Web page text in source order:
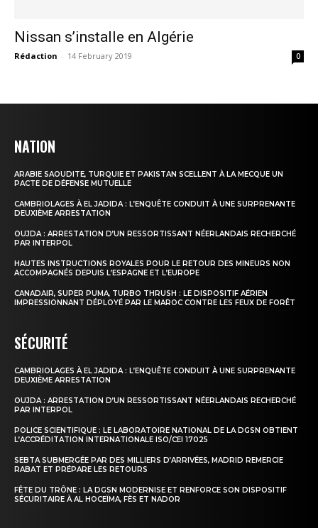
Nissan s’installe en Algérie
Rédaction - 14 February 2019 0
NATION
ARABIE SAOUDITE, TURQUIE ET PAKISTAN SCELLENT À LA MECQUE UN
PACTE DE DÉFENSE MUTUELLE
CAMBRIOLAGES À EL JADIDA : L’ENQUÊTE CONDUIT À UNE SURPRENANTE
DEUXIÈME ARRESTATION
OUJDA : ARRESTATION D’UN RESSORTISSANT NÉERLANDAIS RECHERCHÉ
PAR INTERPOL
HAUTES INSTRUCTIONS ROYALES POUR LE RETOUR DES MINEURS NON
ACCOMPAGNÉS DEPUIS L’ESPAGNE ET L’EUROPE
CANADAIR, SUPER PUMA, TURBO THRUSH : LE DISPOSITIF AÉRIEN
IMPRESSIONNANT DÉPLOYÉ PAR LE MAROC CONTRE LES FEUX DE FORÊT
SÉCURITÉ
CAMBRIOLAGES À EL JADIDA : L’ENQUÊTE CONDUIT À UNE SURPRENANTE
DEUXIÈME ARRESTATION
OUJDA : ARRESTATION D’UN RESSORTISSANT NÉERLANDAIS RECHERCHÉ
PAR INTERPOL
POLICE SCIENTIFIQUE : LE LABORATOIRE NATIONAL DE LA DGSN OBTIENT
L’ACCRÉDITATION INTERNATIONALE ISO/CEI 17025
SEBTA SUBMERGÉE PAR DES MILLIERS D’ARRIVÉES, MADRID REMERCIE
RABAT ET PRÉPARE LES RETOURS
FÊTE DU TRÔNE : LA DGSN MODERNISE ET RENFORCE SON DISPOSITIF
SÉCURITAIRE À AL HOCEÏMA, FÈS ET NADOR